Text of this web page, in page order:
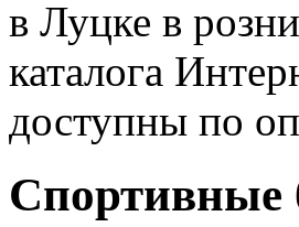
в Луцке в
каталога
доступны по
Спортивные